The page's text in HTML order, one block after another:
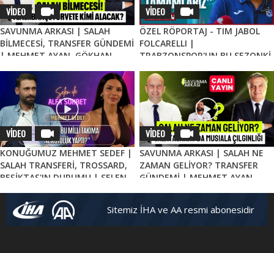
VİDEO
SAVUNMA ARKASI | SALAH
BİLMECESİ, TRANSFER GÜNDEMİ
| MEHMET AYAN, GÖKHAN
VİDEO
ÖZEL RÖPORTAJ - TIM JABOL
FOLCARELLI |
TRABZONSPOR'UN BU SEZONKİ
TARZI
VİDEO
KONUĞUMUZ MEHMET SEDEF |
SALAH TRANSFERİ, TROSSARD,
BEŞİKTAŞ'IN DURUMU | SELEN
VİDEO
SAVUNMA ARKASI | SALAH NE
ZAMAN GELİYOR? TRANSFER
GÜNDEMİ | MEHMET AYAN,
Sitemiz İHA ve AA resmi abonesidir